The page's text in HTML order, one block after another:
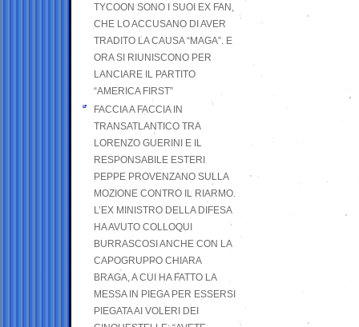
TYCOON SONO I SUOI EX FAN,
CHE LO ACCUSANO DI AVER
TRADITO LA CAUSA “MAGA”. E
ORA SI RIUNISCONO PER
LANCIARE IL PARTITO
“AMERICA FIRST”
FACCIA A FACCIA IN
TRANSATLANTICO TRA
LORENZO GUERINI E IL
RESPONSABILE ESTERI
PEPPE PROVENZANO SULLA
MOZIONE CONTRO IL RIARMO.
L’EX MINISTRO DELLA DIFESA
HA AVUTO COLLOQUI
BURRASCOSI ANCHE CON LA
CAPOGRUPPO CHIARA
BRAGA, A CUI HA FATTO LA
MESSA IN PIEGA PER ESSERSI
PIEGATA AI VOLERI DEI